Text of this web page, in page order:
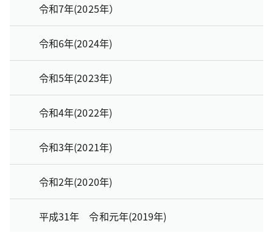
令和7年(2025年）
令和6年(2024年)
令和5年(2023年)
令和4年(2022年)
令和3年(2021年)
令和2年(2020年)
平成31年 令和元年(2019年)